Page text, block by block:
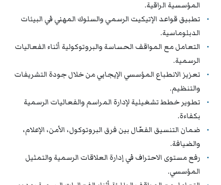
المؤسسية الراقية.
تطبيق قواعد الإتيكيت الرسمي والسلوك المهني في البيئات
الدبلوماسية.
التعامل مع المواقف الحساسة والبروتوكولية أثناء الفعاليات
الرسمية.
تعزيز الانطباع المؤسسي الإيجابي من خلال جودة التشريفات
والتنظيم.
تطوير خطط تشغيلية لإدارة المراسم والفعاليات الرسمية
بكفاءة.
ضمان التنسيق الفعّال بين فرق البروتوكول، الأمن، الإعلام،
والضيافة.
رفع مستوى الاحتراف في إدارة العلاقات الرسمية والتمثيل
المؤسسي.